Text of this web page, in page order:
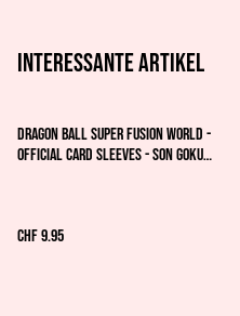
Interessante artikel
Dragon Ball Super Fusion World -
Official Card Sleeves - Son Goku
CHF 9.95